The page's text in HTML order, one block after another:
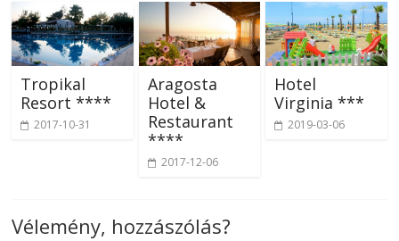
Tropikal
Resort ****
2017-10-31
Aragosta
Hotel &
Restaurant
****
2017-12-06
Hotel
Virginia ***
2019-03-06
Vélemény, hozzászólás?